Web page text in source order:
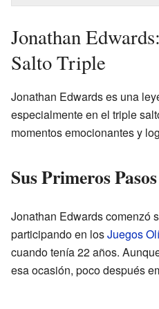
Jonathan
Salto Triple
Jonathan Edwards es una
especialmente en el triple
momentos emocionantes y
Sus Primeros
Jonathan Edwards comenzó
participando en losJuegos
cuando tenía 22 años.
esa ocasión, poco después